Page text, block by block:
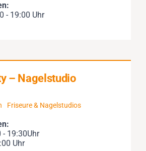
- 19:00 Uhr
– Nagelstudio
Friseure & Nagelstudios
- 19:30Uhr
Uhr